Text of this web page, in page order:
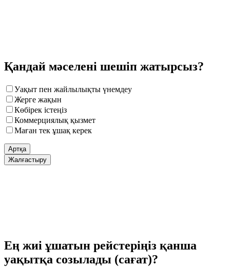
Қандай мәселені шешіп жатырсыз?
Уақыт пен жайлылықты үнемдеу
Жерге жақын
Көбірек істеңіз
Коммерциялық қызмет
Маған тек ұшақ керек
Артқа
Жалғастыру
Ең жиі ұшатын рейстеріңіз қанша
уақытқа созылады (сағат)?